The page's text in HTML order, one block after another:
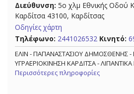
Διεύθυνση: 5ο χλμ Εθνικής Οδού
Καρδίτσα 43100, Καρδίτσας
Οδηγίες χάρτη
Τηλέφωνο: 2441026532 Κινητό:
ΕΛΙΝ - ΠΑΠΑΝΑΣΤΑΣΙΟΥ ΔΗΜΟΣΘΕΝΗΣ -
ΥΓΡΑΕΡΙΟΚΙΝΗΣΗ ΚΑΡΔΙΤΣΑ -
Περισσότερες πληροφορίες